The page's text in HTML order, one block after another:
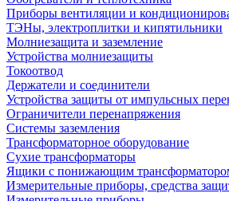
Приборы вентиляции и
ТЭНы, электроплитки и кипятильники
Молниезащита и заземление
Устройства молниезащиты
Токоотвод
Держатели и соединители
Устройства защиты от импульсных
Ограничители перенапряжения
Системы заземления
Трансформаторное оборудование
Сухие трансформаторы
Ящики с понижающим
Измерительные приборы, средства